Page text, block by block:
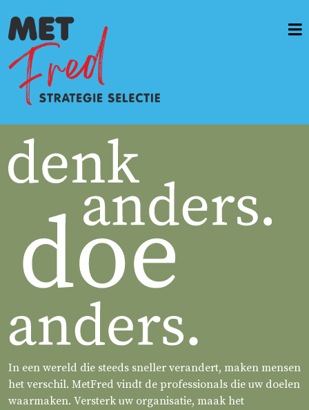
Vacatures & opdrachten
Werkwijze
Diensten
Casussen
OverMetFred
In een wereld die steeds sneller verandert, maken mensen
het verschil. MetFred vindt de professionals die uw doelen
waarmaken. Versterk uw organisatie, maak het